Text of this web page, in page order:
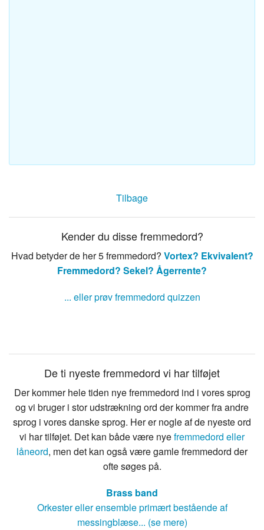
Tilbage
Kender du disse fremmedord?
Hvad betyder de her 5 fremmedord? Vortex? Ekvivalent?
Fremmedord? Sekel? Ågerrente?
... eller prøv fremmedord quizzen
De ti nyeste fremmedord vi har tilføjet
Der kommer hele tiden nye fremmedord ind i vores sprog
og vi bruger i stor udstrækning ord der kommer fra andre
sprog i vores danske sprog. Her er nogle af de nyeste ord
vi har tilføjet. Det kan både være nyefremmedord eller
låneord, men det kan også være gamle fremmedord der
ofte søges på.
Brass band
Orkester eller ensemble primært bestående af
messingblæse... (se mere)